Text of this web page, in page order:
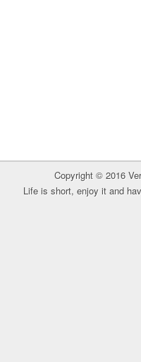
Copyright © 2016
Life is short, enjoy it and